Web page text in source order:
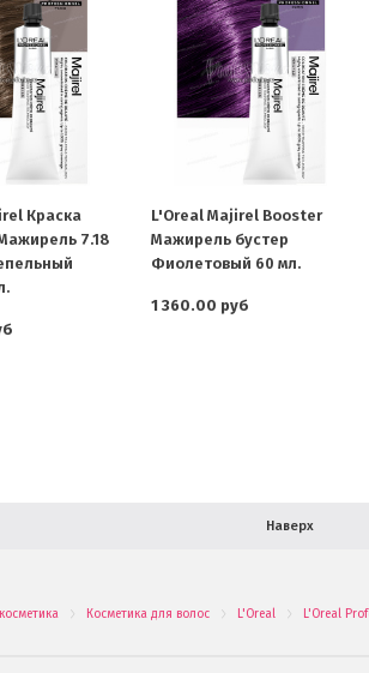
Краска
7.18
L'Oreal Majirel Booster
Мажирель бустер
Фиолетовый 60 мл.
1 360.00 руб
Наверх
Косметика для волос L'Oreal L'Oreal